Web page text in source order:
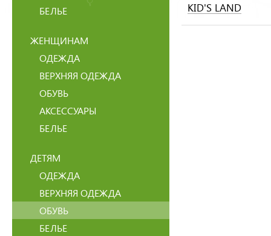
БЕЛЬЕ
ЖЕНЩИНАМ
ОДЕЖДА
ВЕРХНЯЯ ОДЕЖДА
ОБУВЬ
АКСЕССУАРЫ
БЕЛЬЕ
ДЕТЯМ
ОДЕЖДА
ВЕРХНЯЯ ОДЕЖДА
ОБУВЬ
БЕЛЬЕ
KID'S LAND